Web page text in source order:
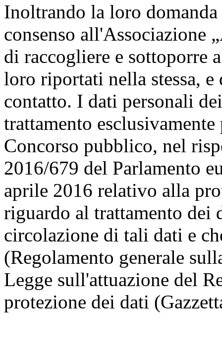
Inoltrando la loro
consenso all'Associazione
di raccogliere e sottoporre
loro riportati nella stessa,
contatto. I dati personali
trattamento
Concorso pubblico, nel
2016/679 del Parlamento
aprile 2016 relativo alla
riguardo al trattamento dei
circolazione di tali dati e
(Regolamento generale
Legge sull'attuazione del
protezione dei dati